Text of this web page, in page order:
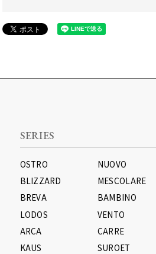
SERIES
OSTRO
BLIZZARD
BREVA
LODOS
ARCA
KAUS
NUOVO
MESCOLARE
BAMBINO
VENTO
CARRE
SUROET